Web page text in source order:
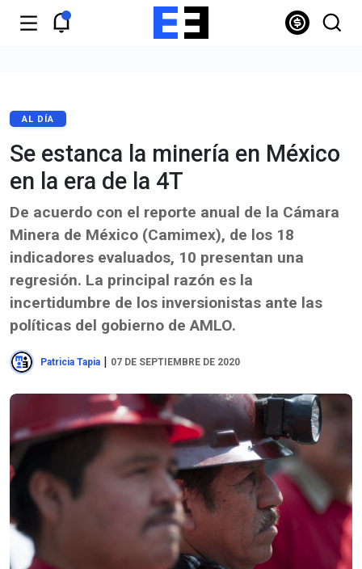
AL DÍA
Se estanca la minería en México
en la era de la 4T
De acuerdo con el reporte anual de la Cámara
Minera de México (Camimex), de los 18
indicadores evaluados, 10 presentan una
regresión. La principal razón es la
incertidumbre de los inversionistas ante las
políticas del gobierno de AMLO.
Patricia Tapia | 07 DE SEPTIEMBRE DE 2020